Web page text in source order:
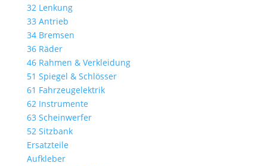
32 Lenkung
33 Antrieb
34 Bremsen
36 Räder
46 Rahmen & Verkleidung
51 Spiegel & Schlösser
61 Fahrzeugelektrik
62 Instrumente
63 Scheinwerfer
52 Sitzbank
Ersatzteile
Aufkleber